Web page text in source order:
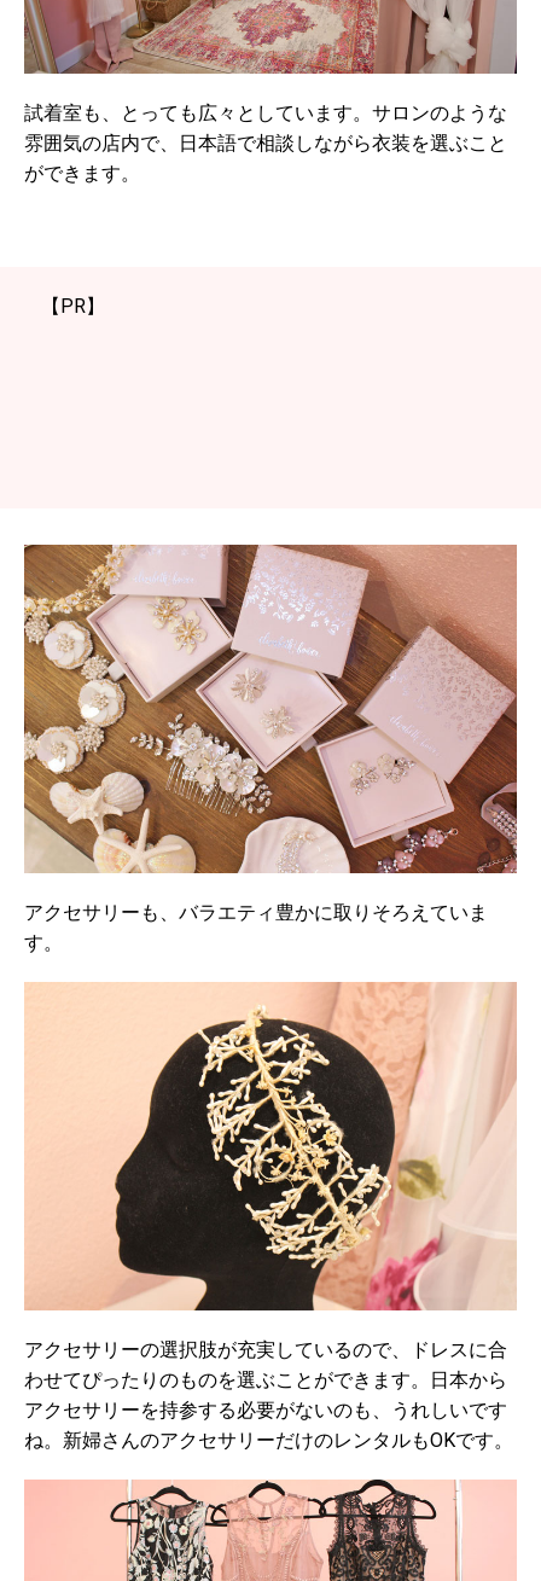
試着室も、とっても広々としています。サロンのような
雰囲気の店内で、日本語で相談しながら衣装を選ぶこと
ができます。
【PR】
アクセサリーも、バラエティ豊かに取りそろえていま
す。
アクセサリーの選択肢が充実しているので、ドレスに合
わせてぴったりのものを選ぶことができます。日本から
アクセサリーを持参する必要がないのも、うれしいです
ね。新婦さんのアクセサリーだけのレンタルもOKです。